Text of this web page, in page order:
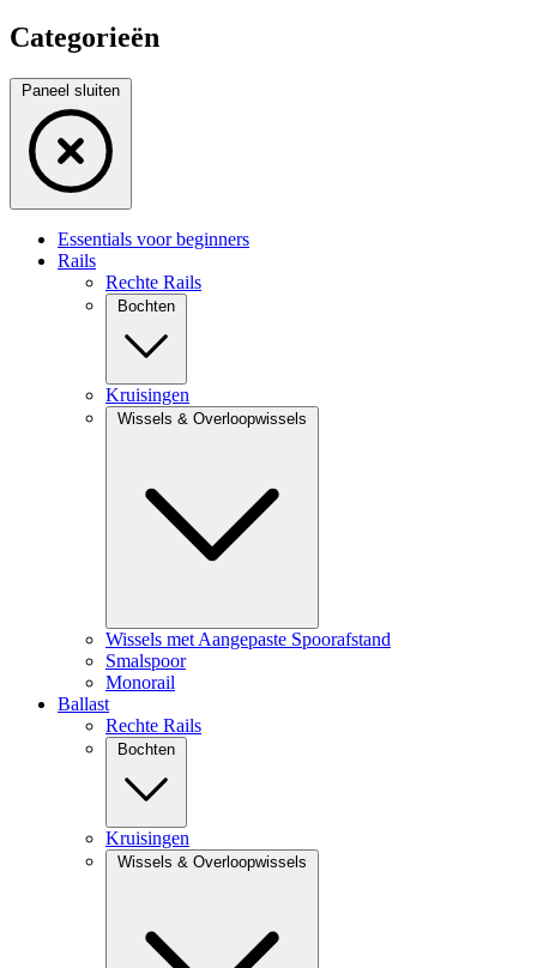
Categorieën
Paneel sluiten
Essentials voor beginners
Rails
Rechte Rails
Bochten
Kruisingen
Wissels & Overloopwissels
Wissels met Aangepaste Spoorafstand
Smalspoor
Monorail
Ballast
Rechte Rails
Bochten
Kruisingen
Wissels & Overloopwissels